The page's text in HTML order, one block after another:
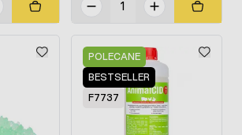
POLECANE
BESTSELLER
F7737